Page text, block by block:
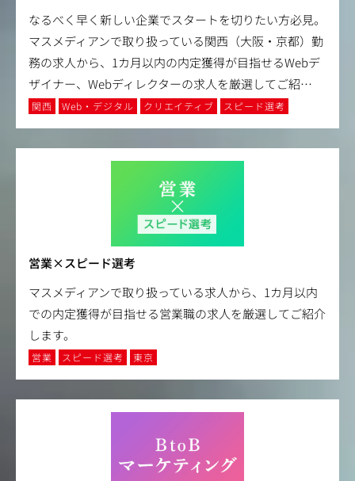
なるべく早く新しい企業でスタートを切りたい方必見。
マスメディアンで取り扱っている関西（大阪・京都）勤
務の求人から、1カ月以内の内定獲得が目指せるWebデ
ザイナー、Webディレクターの求人を厳選してご紹…
関西 Web・デジタル クリエイティブ スピード選考
営業×スピード選考
マスメディアンで取り扱っている求人から、1カ月以内
での内定獲得が目指せる営業職の求人を厳選してご紹介
します。
営業 スピード選考 東京